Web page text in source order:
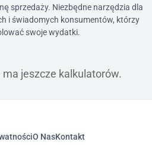
sprzedaży. Niezbędne narzędzia dla
i świadomych konsumentów, którzy
swoje wydatki.
jeszcze kalkulatorów.
O NasKontakt